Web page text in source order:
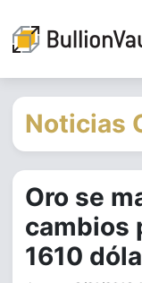
Noticias
Oro se
cambios
1610